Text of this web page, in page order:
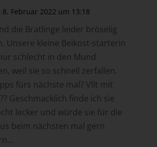
8. Februar 2022 um 13:18
die Bratlinge leider bröselig
Unsere kleine Beikost-starterin
schlecht in den Mund
weil sie so schnell zerfallen.
fürs nächste mal? Vllt mit
Geschmacklich finde ich sie
lecker und würde sie für die
beim nächsten mal gern